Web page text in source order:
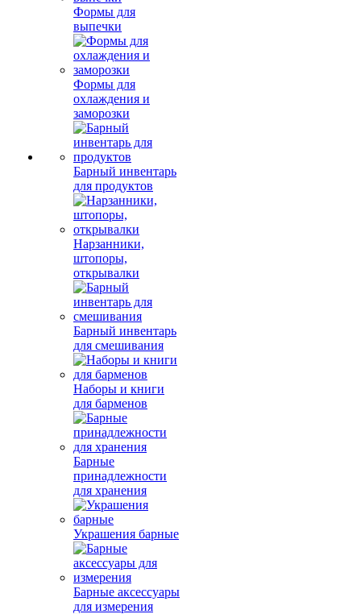
Формы для
выпечки
Формы для
охлаждения и
заморозки
Барный инвентарь
для продуктов
Нарзанники,
штопоры,
открывалки
Барный инвентарь
для смешивания
Наборы и книги
для барменов
Барные
принадлежности
для хранения
Украшения барные
Барные аксессуары
для измерения